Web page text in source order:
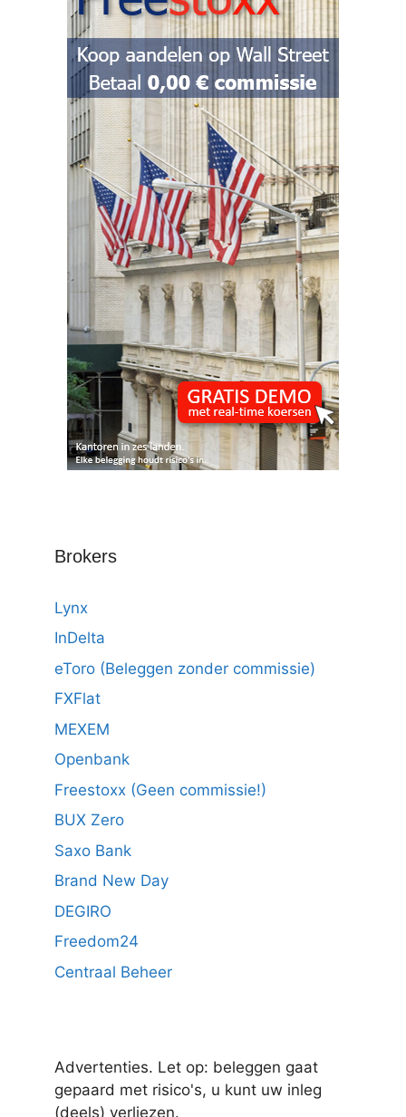
Brokers
Lynx
InDelta
eToro (Beleggen zonder commissie)
FXFlat
MEXEM
Openbank
Freestoxx (Geen commissie!)
BUX Zero
Saxo Bank
Brand New Day
DEGIRO
Freedom24
Centraal Beheer
Advertenties. Let op: beleggen gaat
gepaard met risico's, u kunt uw inleg
(deels) verliezen.